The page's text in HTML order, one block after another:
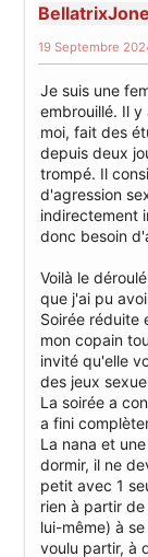
19 Septembre
Je suis une
embrouillé. Il
moi, fait des
depuis deux
trompé. Il
d'agression
indirectement
donc besoin
Voilà le
que j'ai pu
Soirée réduite
mon copain
invité qu'elle
des jeux
La soirée a
a fini
La nana et
dormir, il ne
petit avec 1
rien à partir
lui-même) à
voulu partir, à